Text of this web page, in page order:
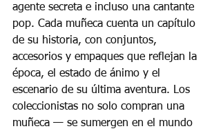
agente secreta e incluso una cantante
pop. Cada muñeca cuenta un capítulo
de su historia, con conjuntos,
accesorios y empaques que reflejan la
época, el estado de ánimo y el
escenario de su última aventura. Los
coleccionistas no solo compran una
muñeca — se sumergen en el mundo